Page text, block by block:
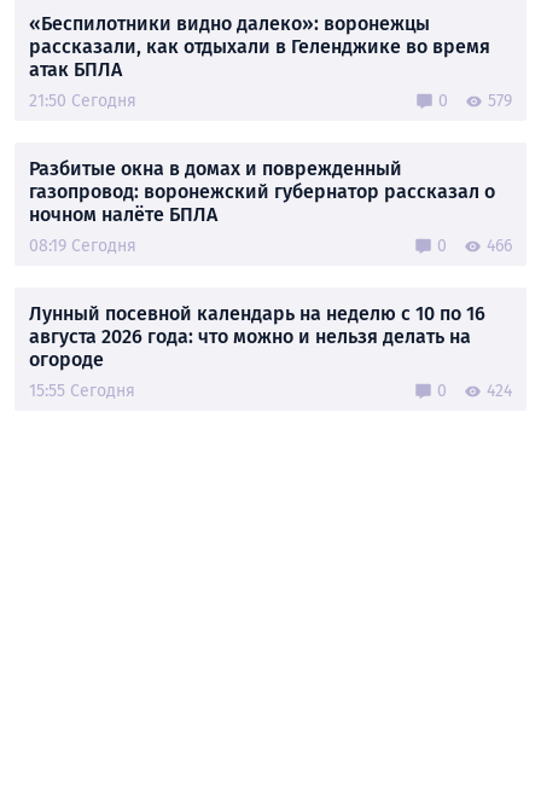
«Беспилотники видно далеко»: воронежцы
рассказали, как отдыхали в Геленджике во время
атак БПЛА
21:50 Сегодня 0 579
Разбитые окна в домах и поврежденный
газопровод: воронежский губернатор рассказал о
ночном налёте БПЛА
08:19 Сегодня 0 466
Лунный посевной календарь на неделю с 10 по 16
августа 2026 года: что можно и нельзя делать на
огороде
15:55 Сегодня 0 424